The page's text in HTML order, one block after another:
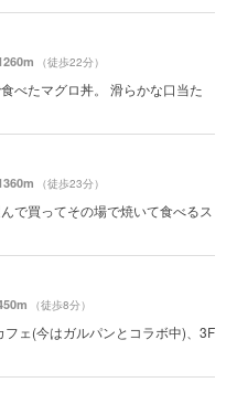
（徒歩22分）
べたマグロ丼。 滑らかな口当た
（徒歩23分）
で買ってその場で焼いて食べるス
（徒歩8分）
ェ(今はガルパンとコラボ中)、3F